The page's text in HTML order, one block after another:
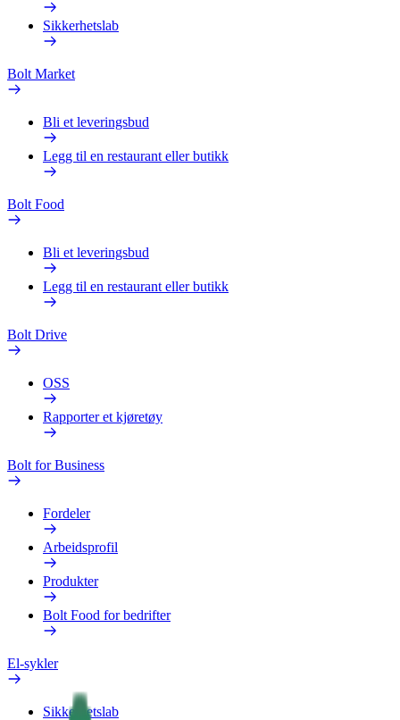
Sikkerhetslab
Bolt Market
Bli et leveringsbud
Legg til en restaurant eller butikk
Bolt Food
Bli et leveringsbud
Legg til en restaurant eller butikk
Bolt Drive
OSS
Rapporter et kjøretøy
Bolt for Business
Fordeler
Arbeidsprofil
Produkter
Bolt Food for bedrifter
El-sykler
Sikkerhetslab